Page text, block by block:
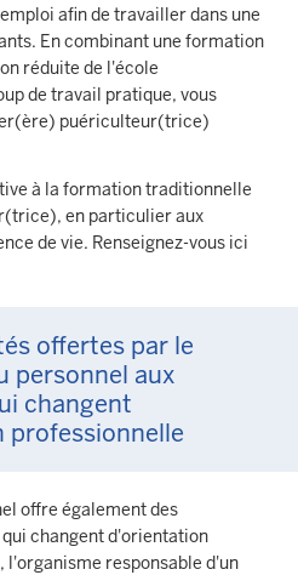
afin de travailler dans une
En combinant une formation
réduite de l'école
de travail pratique, vous
puériculteur(trice)
à la formation traditionnelle
en particulier aux
de vie. Renseignez-vous ici
offertes par le
personnel aux
changent
offre également des
changent d'orientation
responsable d'un